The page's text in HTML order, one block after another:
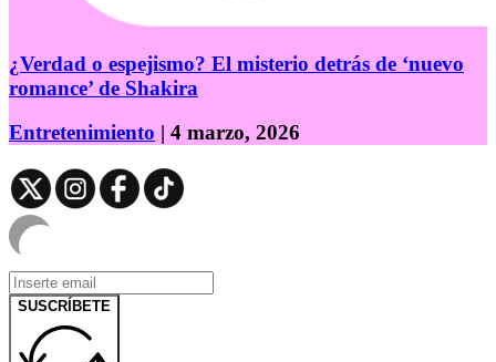
¿Verdad o espejismo? El misterio detrás de ‘nuevo
romance’ de Shakira
Entretenimiento | 4 marzo, 2026
SUSCRÍBETE